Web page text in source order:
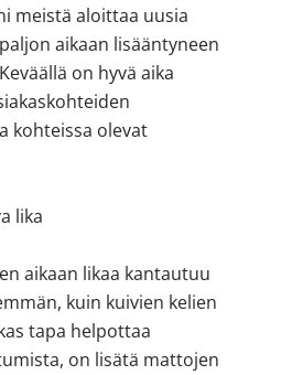
meistä aloittaa uusia
aikaan lisääntyneen
on hyvä aika
kohteissa olevat
lika
aikaan likaa kantautuu
kuin kuivien kelien
tapa helpottaa
on lisätä mattojen